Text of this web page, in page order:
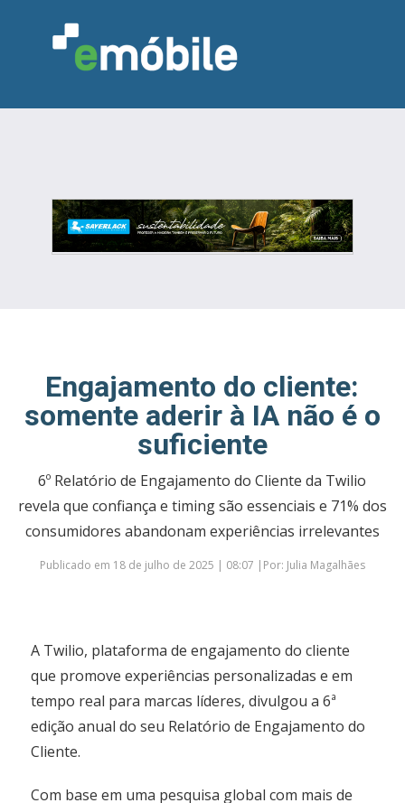
INDÚSTRIA MARCENARIA
DESIGN & DECORAÇÃO
INDICADORES
FEIRAS NOTÍCIAS
Engajamento do cliente:
somente aderir à IA não é o
suficiente
6º Relatório de Engajamento do Cliente da Twilio
revela que confiança e timing são essenciais e 71% dos
consumidores abandonam experiências irrelevantes
Publicado em 18 de julho de 2025 | 08:07 |Por: Julia Magalhães
A Twilio, plataforma de engajamento do cliente
que promove experiências personalizadas e em
tempo real para marcas líderes, divulgou a 6ª
edição anual do seu Relatório de Engajamento do
Cliente.
Com base em uma pesquisa global com mais de